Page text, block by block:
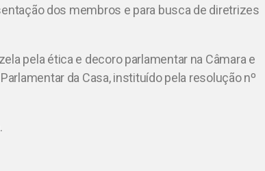
dos membros e para busca de diretrizes
pela ética e decoro parlamentar na Câmara e
da Casa, instituído pela resolução nº